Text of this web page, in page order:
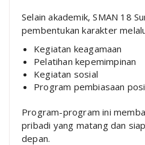
Selain akademik, SMAN 18
pembentukan karakter
Kegiatan keagamaan
Pelatihan kepemimpinan
Kegiatan sosial
Program pembiasaan
Program-program ini
pribadi yang matang dan
depan.